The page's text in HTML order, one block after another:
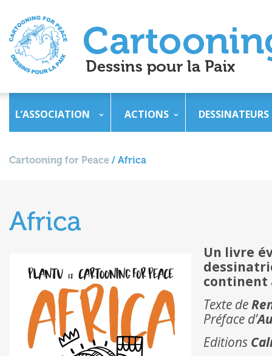
L’ASSOCIATION ACTIONS DESSINATEURS
Cartooning for Peace / Africa
Africa
Un livre
continent
Texte de
Préface d’
Editions